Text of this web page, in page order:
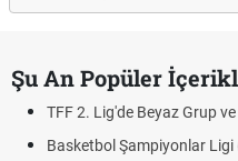
Şu An Popüler
TFF 2. Lig'de Beyaz Grup ve
Basketbol Şampiyonlar Ligi